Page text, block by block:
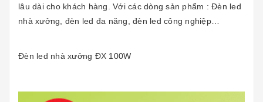
lâu dài cho khách hàng. Với các dòng sản phẩm : Đèn led
nhà xưởng, đèn led đa năng, đèn led công nghiệp…
Đèn led nhà xưởng ĐX 100W